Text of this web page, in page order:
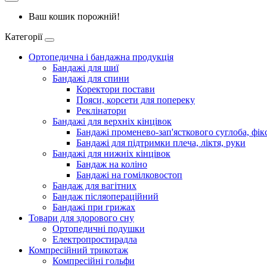
Ваш кошик порожній!
Категорії
Ортопедична і бандажна продукція
Бандажі для шиї
Бандажі для спини
Коректори постави
Пояси, корсети для попереку
Реклінатори
Бандажі для верхніх кінцівок
Бандажі променево-зап'ясткового суглоба,
Бандажі для підтримки плеча, ліктя, руки
Бандажі для нижніх кінцівок
Бандаж на коліно
Бандажі на гомілковостоп
Бандаж для вагітних
Бандаж післяопераційний
Бандажі при грижах
Товари для здорового сну
Ортопедичні подушки
Електропростирадла
Компресійний трикотаж
Компресійні гольфи